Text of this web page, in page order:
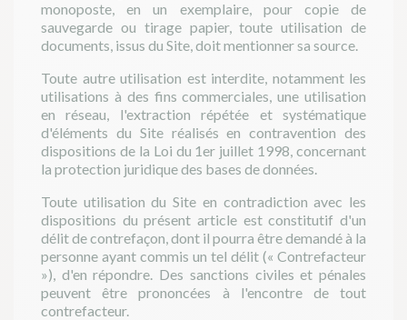
monoposte, en un exemplaire, pour copie de
sauvegarde ou tirage papier, toute utilisation de
documents, issus du Site, doit mentionner sa source.
Toute autre utilisation est interdite, notamment les
utilisations à des fins commerciales, une utilisation
en réseau, l'extraction répétée et systématique
d'éléments du Site réalisés en contravention des
dispositions de la Loi du 1er juillet 1998, concernant
la protection juridique des bases de données.
Toute utilisation du Site en contradiction avec les
dispositions du présent article est constitutif d'un
délit de contrefaçon, dont il pourra être demandé à la
personne ayant commis un tel délit (« Contrefacteur
»), d'en répondre. Des sanctions civiles et pénales
peuvent être prononcées à l'encontre de tout
contrefacteur.